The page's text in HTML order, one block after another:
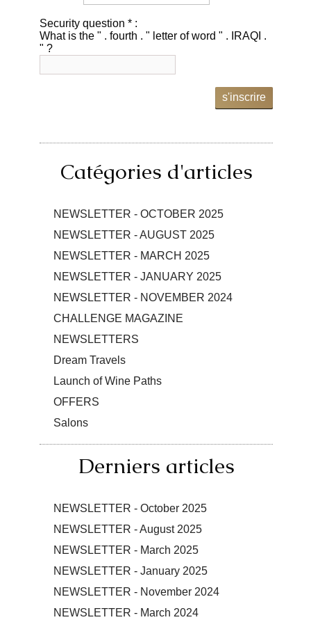
Security question * :
What is the " . fourth . " letter of word " . IRAQI .
" ?
s'inscrire
Catégories d'articles
NEWSLETTER - OCTOBER 2025
NEWSLETTER - AUGUST 2025
NEWSLETTER - MARCH 2025
NEWSLETTER - JANUARY 2025
NEWSLETTER - NOVEMBER 2024
CHALLENGE MAGAZINE
NEWSLETTERS
Dream Travels
Launch of Wine Paths
OFFERS
Salons
Derniers articles
NEWSLETTER - October 2025
NEWSLETTER - August 2025
NEWSLETTER - March 2025
NEWSLETTER - January 2025
NEWSLETTER - November 2024
NEWSLETTER - March 2024